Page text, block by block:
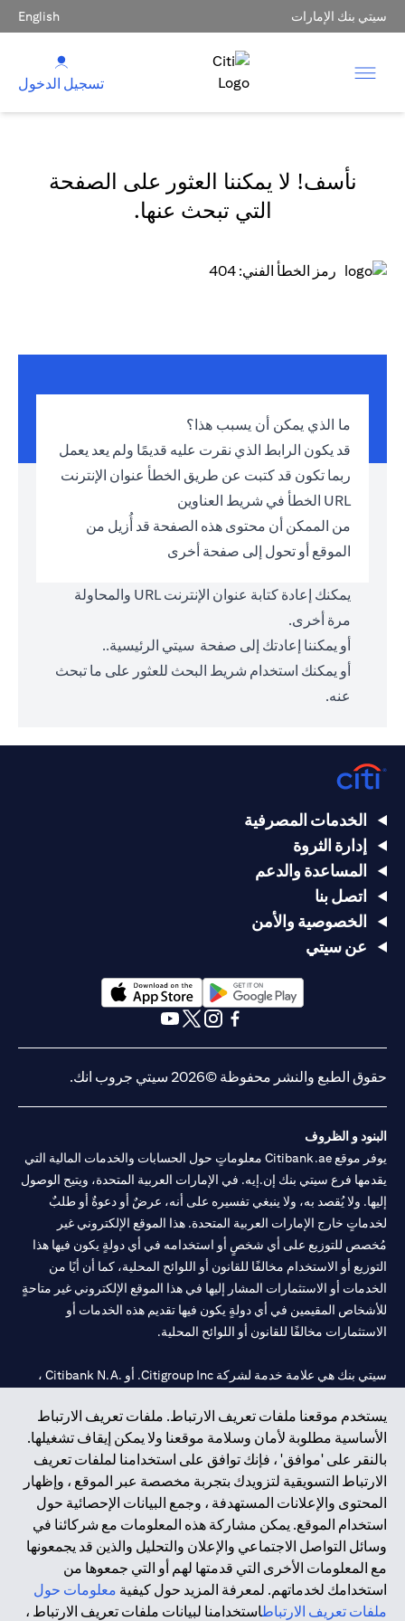
سيتي بنك الإمارات English
تسجيل الدخول
نأسف! لا يمكننا العثور على الصفحة
التي تبحث عنها.
رمز الخطأ الفني: 404
ما الذي يمكن أن يسبب هذا؟
قد يكون الرابط الذي نقرت عليه قديمًا ولم يعد يعمل
ربما تكون قد كتبت عن طريق الخطأ عنوان الإنترنت
URL الخطأ في شريط العناوين
من الممكن أن محتوى هذه الصفحة قد أُزيل من
الموقع أو تحول إلى صفحة أخرى
يمكنك إعادة كتابة عنوان الإنترنت URL والمحاولة
مرة أخرى.
أو يمكننا إعادتك إلى صفحة سيتي الرئيسية..
أو يمكنك استخدام شريط البحث للعثور على ما تبحث
عنه.
يستخدم موقعنا ملفات تعريف الارتباط. ملفات تعريف الارتباط
الأساسية مطلوبة لأمان وسلامة موقعنا ولا يمكن إيقاف تشغيلها.
بالنقر على 'موافق' ، فإنك توافق على استخدامنا لملفات تعريف
الارتباط التسويقية لتزويدك بتجربة مخصصة عبر الموقع ، وإظهار
المحتوى والإعلانات المستهدفة ، وجمع البيانات الإحصائية حول
استخدام الموقع. يمكن مشاركة هذه المعلومات مع شركائنا في
وسائل التواصل الاجتماعي والإعلان والتحليل والذين قد يجمعونها
مع المعلومات الأخرى التي قدمتها لهم أو التي جمعوها من
استخدامك لخدماتهم. لمعرفة المزيد حول كيفية معلومات حول
ملفات تعريف الارتباطاستخدامنا لبيانات ملفات تعريف الارتباط ،
الخدمات المصرفية
إدارة الثروة
المساعدة والدعم
اتصل بنا
الخصوصية والأمن
عن سيتي
(opens in a new tab)
حقوق الطبع والنشر محفوظة ©2026 سيتي جروب انك.
البنود و الظروف
يوفر موقع Citibank.ae معلوماتٍ حول الحسابات والخدمات المالية التي
يقدمها فرع سيتي بنك إن.إيه. في الإمارات العربية المتحدة، ويتيح الوصول
إليها. ولا يُقصد به، ولا ينبغي تفسيره على أنه، عرضٌ أو دعوةٌ أو طلبٌ
لخدماتٍ خارج الإمارات العربية المتحدة. هذا الموقع الإلكتروني غير
مُخصص للتوزيع على أي شخصٍ أو استخدامه في أي دولةٍ يكون فيها هذا
التوزيع أو الاستخدام مخالفًا للقانون أو اللوائح المحلية، كما أن أيًا من
الخدمات أو الاستثمارات المشار إليها في هذا الموقع الإلكتروني غير متاحةٍ
للأشخاص المقيمين في أي دولةٍ يكون فيها تقديم هذه الخدمات أو
الاستثمارات مخالفًا للقانون أو اللوائح المحلية.
سيتي بنك هي علامة خدمة لشركة Citigroup Inc. أو .Citibank N.A ،
سيتي بنك إن. إيه. الإمارات مسجل لدى مصرف الإمارات المركزي تحت
أرقام التراخيص 202563 لفرع الوصل في دبي، 531989 لفرع مول
الإمارات في دبي، وCN-1002019لفرع أبوظبي. هاتف: 4000 311 04.
فرع سيتي بنك إن إيه - الإمارات العربية المتحدة مرخص من مصرف
الإمارات العربية المتحدة المركزي كفرع لبنك أجنبي.
سيتي بنك إن إيه الإمارات العربية المتحدة مرخص من هيئة الأوراق المالية
والسلع في الإمارات العربية المتحدة ("SCA") للقيام بالنشاط المالي لـ أ)
الاستشارات المالية والتعريف والترويج بموجب ترخيص رقم
20200000097 ب) وسيط تداول في الأسواق الدولية بموجب ترخيص